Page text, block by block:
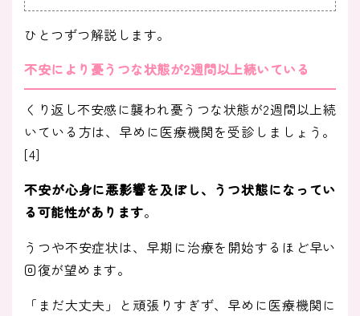
ひとつずつ解説します。
不安により憂うつな状態が2週間以上続いている
くり返し不安感に襲われ憂うつな状態が2週間以上続
いている方は、早めに医療機関を受診しましょう。
[4]
不安が心身に悪影響を及ぼし、うつ状態になってい
る可能性があります。
うつや不安症状は、早期に治療を開始するほど早い
回復が望めます。
「まだ大丈夫」と頑張りすぎず、早めに医療機関に